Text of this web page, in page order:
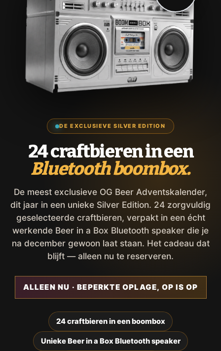
DE EXCLUSIEVE SILVER EDITION
24 craftbieren in een
Bluetooth boombox.
De meest exclusieve OG Beer Adventskalender,
dit jaar in een unieke Silver Edition. 24 zorgvuldig
geselecteerde craftbieren, verpakt in een écht
werkende Beer in a Box Bluetooth speaker die je
na december gewoon laat staan. Het cadeau dat
blijft — alleen nu te reserveren.
ALLEEN NU · BEPERKTE OPLAGE, OP IS OP
24 craftbieren in een boombox
Unieke Beer in a Box Bluetooth speaker